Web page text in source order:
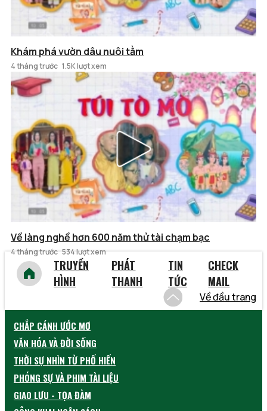
Khám phá vườn dâu nuôi tằm
4 tháng trước 1.5K lượt xem
Về làng nghề hơn 600 năm thử tài chạm bạc
4 tháng trước 534 lượt xem
TRUYỀN
HÌNH
PHÁT
THANH
TIN
TỨC
CHECK
MAIL
Về đầu trang
CHẮP CÁNH ƯỚC MƠ
VĂN HÓA VÀ ĐỜI SỐNG
THỜI SỰ NHÌN TỪ PHỐ HIẾN
PHÓNG SỰ VÀ PHIM TÀI LIỆU
GIAO LƯU - TỌA ĐÀM